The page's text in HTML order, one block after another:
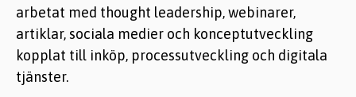
arbetat med thought leadership, webinarer,
artiklar, sociala medier och konceptutveckling
kopplat till inköp, processutveckling och digitala
tjänster.